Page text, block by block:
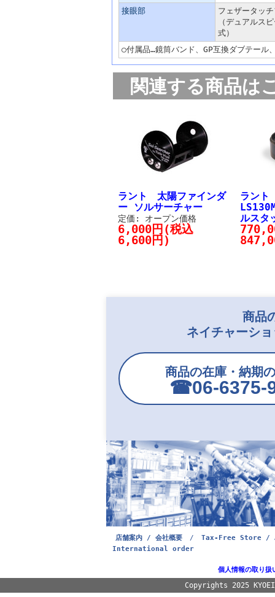
接眼部
フェザータッ
（デュアルス
式）
○付属品…鏡筒バンド、GP互換ダブテー
関連する商品は
ラント 太陽ファインダ
ー ソルサーチャー
定価: オープン価格
6,000円(税込
6,600円)
ラン
ルスタ
商品
ネイチャーシ
商品の在庫・納期
☎︎06-6375-
店舗案内 / 会社概要 /
Tax-Free Store /
International order
個人情報の取り扱
Copyrights 2025